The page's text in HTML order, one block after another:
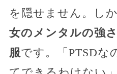
を隠せません。し
女のメンタルの強
服です。「PTSDな